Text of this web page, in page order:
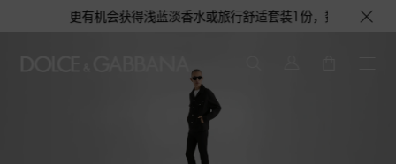
个，更有机会获得浅蓝淡香水或旅行舒适套装1份，数量有限，赠